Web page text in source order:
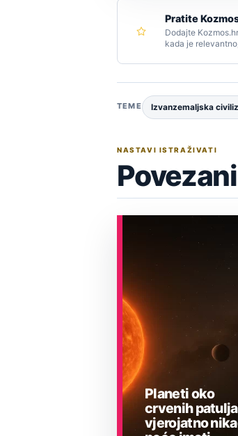
Pratite
Dodajte
kada je
TEME Izvanzemaljska
NASTAVI ISTRAŽIVATI
Planeti oko
crvenih
vjerojatno